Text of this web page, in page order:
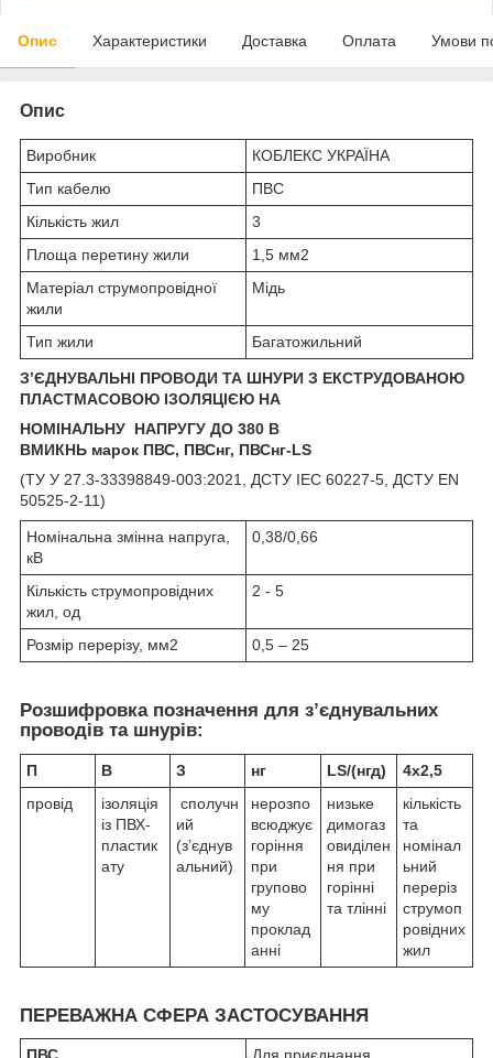
Опис Характеристики Доставка Оплата Умови
Опис
Виробник
КОБЛЕКС УКРАЇНА
Тип кабелю
ПВС
Кількість жил
3
Площа перетину жили
1,5 мм2
Матеріал струмопровідної
жили
Мідь
Тип жили Багатожильний
З’ЄДНУВАЛЬНІ ПРОВОДИ ТА ШНУРИ З ЕКСТРУДОВАНОЮ
ПЛАСТМАСОВОЮ ІЗОЛЯЦІЄЮ НА
НОМІНАЛЬНУ НАПРУГУ ДО 380 В
ВМИКНЬ марок ПВС, ПВСнг, ПВСнг-LS
(ТУ У 27.3-33398849-003:2021, ДСТУ IEC 60227-5, ДСТУ EN
50525-2-11)
Номінальна змінна напруга,
кВ
0,38/0,66
Кількість струмопровідних
жил, од
2 - 5
Розмір перерізу, мм2 0,5 – 25
Розшифровка позначення для з’єднувальних
проводів та шнурів:
П В З нг LS/(нгд)
4x2,5
провід
ізоляція
із ПВХ-
пластик
ату
сполучн
ий
(з’єднув
альний)
нерозпо
всюджує
горіння
при
групово
му
проклад
анні
низьке
димогаз
овиділен
ня при
горінні
та тлінні
кількість
та
номінал
ьний
переріз
струмоп
ровідних
жил
ПЕРЕВАЖНА СФЕРА ЗАСТОСУВАННЯ